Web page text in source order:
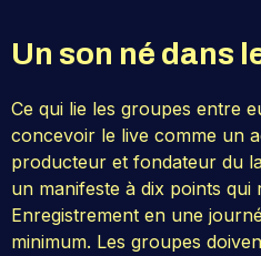
Un son né dans
Ce qui lie les groupes entre
concevoir le live comme un
producteur et fondateur du
un manifeste à dix points
Enregistrement en une
minimum. Les groupes